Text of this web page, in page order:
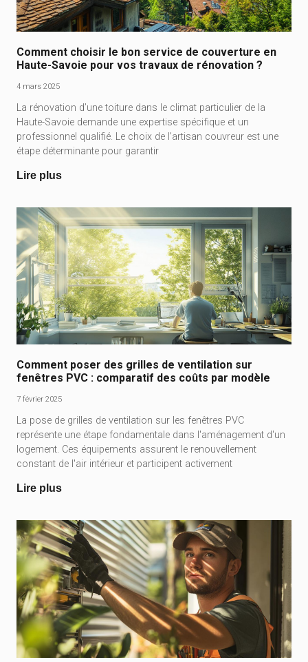
Comment choisir le bon service de couverture en
Haute-Savoie pour vos travaux de rénovation ?
4 mars 2025
La rénovation d’une toiture dans le climat particulier de la
Haute-Savoie demande une expertise spécifique et un
professionnel qualifié. Le choix de l’artisan couvreur est une
étape déterminante pour garantir
Lire plus
Comment poser des grilles de ventilation sur
fenêtres PVC : comparatif des coûts par modèle
7 février 2025
La pose de grilles de ventilation sur les fenêtres PVC
représente une étape fondamentale dans l'aménagement d'un
logement. Ces équipements assurent le renouvellement
constant de l'air intérieur et participent activement
Lire plus